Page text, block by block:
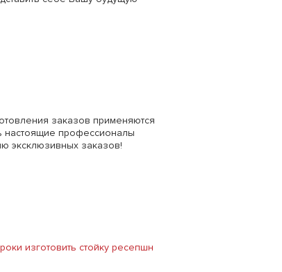
заказов применяются
настоящие профессионалы
эксклюзивных заказов!
изготовить стойку ресепшн